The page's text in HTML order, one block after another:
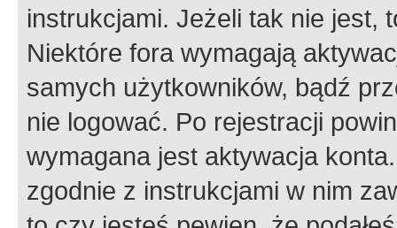
instrukcjami. Jeżeli tak nie jest,
Niektóre fora wymagają
samych użytkowników, bądź
nie logować. Po rejestracji
wymagana jest aktywacja
zgodnie z instrukcjami w nim